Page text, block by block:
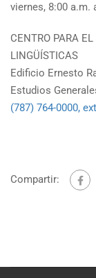
viernes, 8:00 a.m.
CENTRO PARA
LINGÜÍSTICAS
Edificio Ernesto
Estudios
(787) 764-0000,
Compartir: